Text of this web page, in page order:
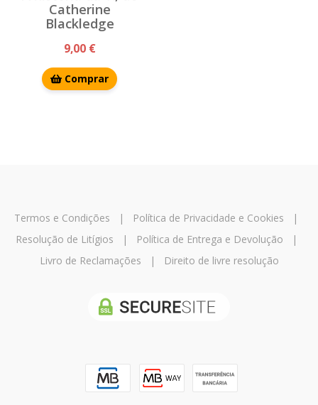
Catherine
Blackledge
9,00 €
Comprar
Termos e Condições | Política de Privacidade e Cookies |
Resolução de Litígios | Política de Entrega e Devolução |
Livro de Reclamações | Direito de livre resolução